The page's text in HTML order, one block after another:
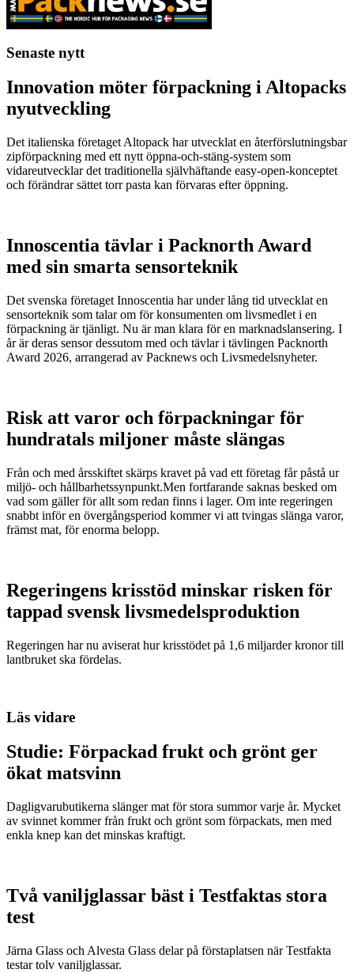
Senaste nytt
Innovation möter förpackning i Altopacks
nyutveckling
Det italienska företaget Altopack har utvecklat en återförslutningsbar
zipförpackning med ett nytt öppna-och-stäng-system som
vidareutvecklar det traditionella självhäftande easy-open-konceptet
och förändrar sättet torr pasta kan förvaras efter öppning.
Innoscentia tävlar i Packnorth Award
med sin smarta sensorteknik
Det svenska företaget Innoscentia har under lång tid utvecklat en
sensorteknik som talar om för konsumenten om livsmedlet i en
förpackning är tjänligt. Nu är man klara för en marknadslansering. I
år är deras sensor dessutom med och tävlar i tävlingen Packnorth
Award 2026, arrangerad av Packnews och Livsmedelsnyheter.
Risk att varor och förpackningar för
hundratals miljoner måste slängas
Från och med årsskiftet skärps kravet på vad ett företag får påstå ur
miljö- och hållbarhetssynpunkt.Men fortfarande saknas besked om
vad som gäller för allt som redan finns i lager. Om inte regeringen
snabbt inför en övergångsperiod kommer vi att tvingas slänga varor,
främst mat, för enorma belopp.
Regeringens krisstöd minskar risken för
tappad svensk livsmedelsproduktion
Regeringen har nu aviserat hur krisstödet på 1,6 miljarder kronor till
lantbruket ska fördelas.
Läs vidare
Studie: Förpackad frukt och grönt ger
ökat matsvinn
Dagligvarubutikerna slänger mat för stora summor varje år. Mycket
av svinnet kommer från frukt och grönt som förpackats, men med
enkla knep kan det minskas kraftigt.
Två vaniljglassar bäst i Testfaktas stora
test
Järna Glass och Alvesta Glass delar på förstaplatsen när Testfakta
testar tolv vaniljglassar.